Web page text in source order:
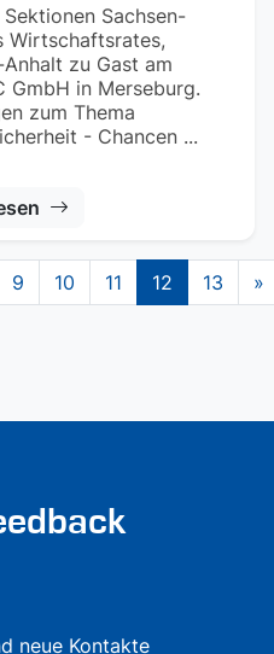
Sachsen-
Wirtschaftsrates,
zu Gast am
GmbH in Merseburg.
zum Thema
- Chancen ...
9 10 11 12 13 »
neue Kontakte